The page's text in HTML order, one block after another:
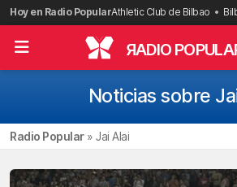
Saltar
al
contenido
Hoy en Radio PopularAthletic Club de Bilbao
RADIO
Noticias sobre
Radio Popular» Jai Alai